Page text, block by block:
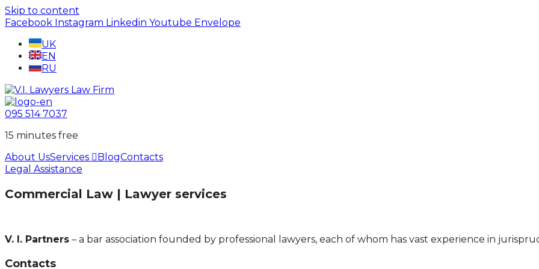
Skip to content
Facebook Instagram Linkedin Youtube Envelope
UK
EN
RU
095 514 7037
15 minutes free
About UsServices BlogContacts
Legal Assistance
Commercial Law | Lawyer services
V. I. Partners – a bar association founded by professional lawyers, each of whom has vast experience in
Contacts